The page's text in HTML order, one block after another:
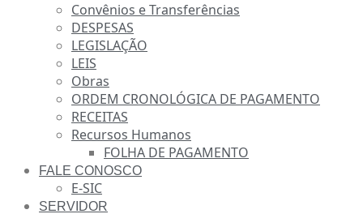
Convênios e Transferências
DESPESAS
LEGISLAÇÃO
LEIS
Obras
ORDEM CRONOLÓGICA DE PAGAMENTO
RECEITAS
Recursos Humanos
FOLHA DE PAGAMENTO
FALE CONOSCO
E-SIC
SERVIDOR